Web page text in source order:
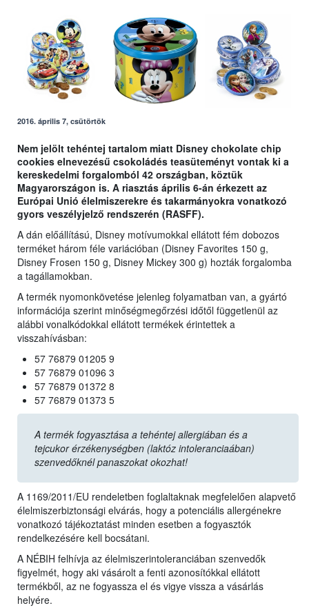
2016. április 7, csütörtök
Nem jelölt tehéntej tartalom miatt Disney chokolate chip
cookies elnevezésű csokoládés teasüteményt vontak ki a
kereskedelmi forgalomból 42 országban, köztük
Magyarországon is. A riasztás április 6-án érkezett az
Európai Unió élelmiszerekre és takarmányokra vonatkozó
gyors veszélyjelző rendszerén (RASFF).
A dán előállítású, Disney motívumokkal ellátott fém dobozos
terméket három féle variációban (Disney Favorites 150 g,
Disney Frosen 150 g, Disney Mickey 300 g) hozták forgalomba
a tagállamokban.
A termék nyomonkövetése jelenleg folyamatban van, a gyártó
információja szerint minőségmegőrzési időtől függetlenül az
alábbi vonalkódokkal ellátott termékek érintettek a
visszahívásban:
57 76879 01205 9
57 76879 01096 3
57 76879 01372 8
57 76879 01373 5
A termék fogyasztása a tehéntej allergiában és a
tejcukor érzékenységben (laktóz intoleranciaában)
szenvedőknél panaszokat okozhat!
A 1169/2011/EU rendeletben foglaltaknak megfelelően alapvető
élelmiszerbiztonsági elvárás, hogy a potenciális allergénekre
vonatkozó tájékoztatást minden esetben a fogyasztók
rendelkezésére kell bocsátani.
A NÉBIH felhívja az élelmiszerintoleranciában szenvedők
figyelmét, hogy aki vásárolt a fenti azonosítókkal ellátott
termékből, az ne fogyassza el és vigye vissza a vásárlás
helyére.